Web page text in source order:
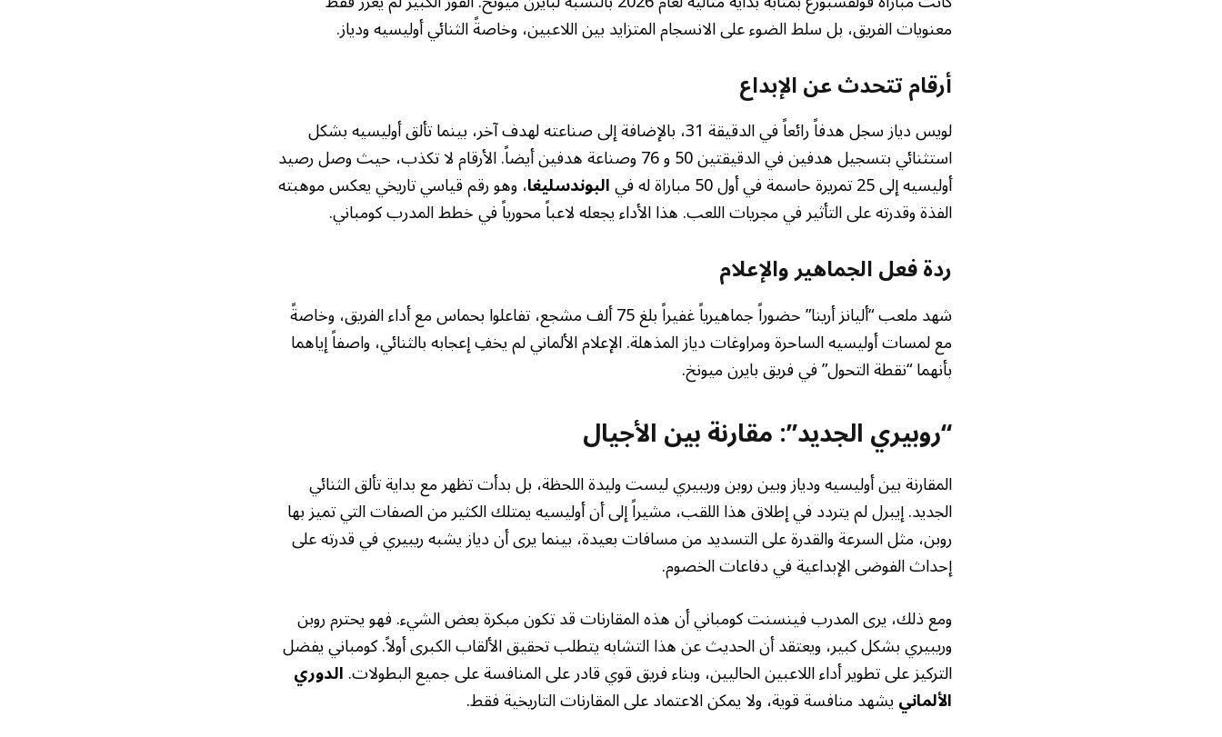
معنويات الفريق، بل سلط الضوء على الانسجام المتزايد بين اللاعبين، وخاصةً الثنائي أوليسيه ودياز.
أرقام تتحدث عن الإبداع
لويس دياز سجل هدفاً رائعاً في الدقيقة 31، بالإضافة إلى صناعته لهدف آخر، بينما تألق أوليسيه بشكل
استثنائي بتسجيل هدفين في الدقيقتين 50 و 76 وصناعة هدفين أيضاً. الأرقام لا تكذب، حيث وصل رصيد
أوليسيه إلى 25 تمريرة حاسمة في أول 50 مباراة له في البوندسليغا، وهو رقم قياسي تاريخي يعكس موهبته
الفذة وقدرته على التأثير في مجريات اللعب. هذا الأداء يجعله لاعباً محورياً في خطط المدرب كومباني.
ردة فعل الجماهير والإعلام
شهد ملعب “أليانز أرينا” حضوراً جماهيرياً غفيراً بلغ 75 ألف مشجع، تفاعلوا بحماس مع أداء الفريق، وخاصةً
مع لمسات أوليسيه الساحرة ومراوغات دياز المذهلة. الإعلام الألماني لم يخفِ إعجابه بالثنائي، واصفاً إياهما
بأنهما “نقطة التحول” في فريق بايرن ميونخ.
“روبيري الجديد”: مقارنة بين الأجيال
المقارنة بين أوليسيه ودياز وبين روبن وريبيري ليست وليدة اللحظة، بل بدأت تظهر مع بداية تألق الثنائي
الجديد. إيبرل لم يتردد في إطلاق هذا اللقب، مشيراً إلى أن أوليسيه يمتلك الكثير من الصفات التي تميز بها
روبن، مثل السرعة والقدرة على التسديد من مسافات بعيدة، بينما يرى أن دياز يشبه ريبيري في قدرته على
إحداث الفوضى الإبداعية في دفاعات الخصوم.
ومع ذلك، يرى المدرب فينسنت كومباني أن هذه المقارنات قد تكون مبكرة بعض الشيء. فهو يحترم روبن
وريبيري بشكل كبير، ويعتقد أن الحديث عن هذا التشابه يتطلب تحقيق الألقاب الكبرى أولاً. كومباني يفضل
التركيز على تطوير أداء اللاعبين الحاليين، وبناء فريق قوي قادر على المنافسة على جميع البطولات.الدوري
الألمانييشهد منافسة قوية، ولا يمكن الاعتماد على المقارنات التاريخية فقط.